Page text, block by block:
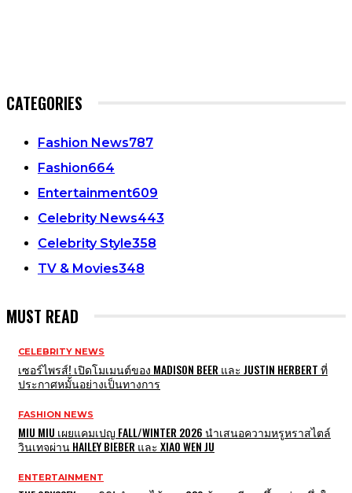
CATEGORIES
Fashion News787
Fashion664
Entertainment609
Celebrity News443
Celebrity Style358
TV & Movies348
MUST READ
CELEBRITY NEWS
เซอร์ไพรส์! เปิดโมเมนต์ของ MADISON BEER และ JUSTIN HERBERT ที่
ประกาศหมั้นอย่างเป็นทางการ
FASHION NEWS
MIU MIU เผยแคมเปญ FALL/WINTER 2026 นำเสนอความหรูหราสไตล์
วินเทจผ่าน HAILEY BIEBER และ XIAO WEN JU
ENTERTAINMENT